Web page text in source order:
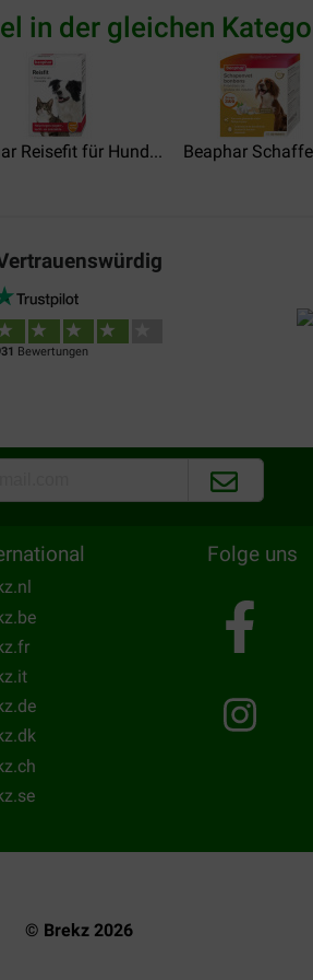
in der gleichen
Reisefit für Hund... Beaphar
Bewertungen
Folge uns
© Brekz 2026